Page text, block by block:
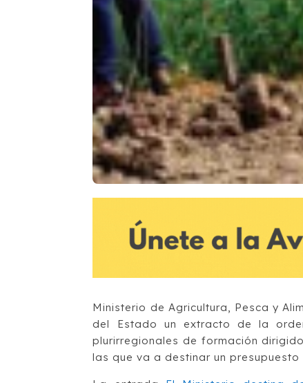
Ministerio de Agricultura, Pesca y
del Estado un extracto de la
plurirregionales de formación
las que va a destinar un presupuesto